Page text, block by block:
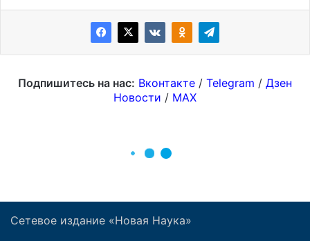
Сетевое издание «Новая Наука»